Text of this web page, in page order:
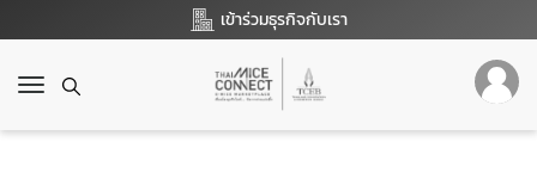
เข้าร่วมธุรกิจกับเรา
T
g